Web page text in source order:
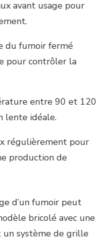
avant usage pour
du fumoir fermé
pour contrôler la
entre 90 et 120
lente idéale.
régulièrement pour
production de
d’un fumoir peut
bricolé avec une
système de grille